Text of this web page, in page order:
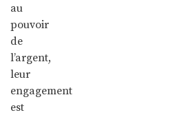
au
pouvoir
de
l’argent,
leur
engagement
est